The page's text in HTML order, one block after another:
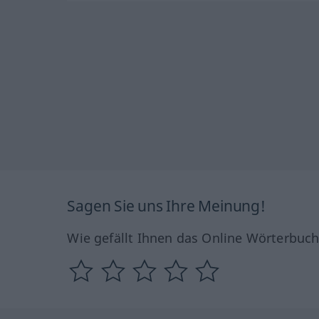
Sagen Sie uns Ihre Meinung!
Wie gefällt Ihnen das Online